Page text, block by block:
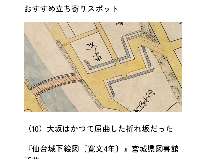
おすすめ立ち寄りスポット
（10）大坂はかつて屈曲した折れ坂だった
『仙台城下絵図〔寛文4年〕』宮城県図書館